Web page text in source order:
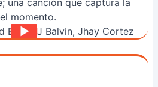
una canción que captura la
momento.